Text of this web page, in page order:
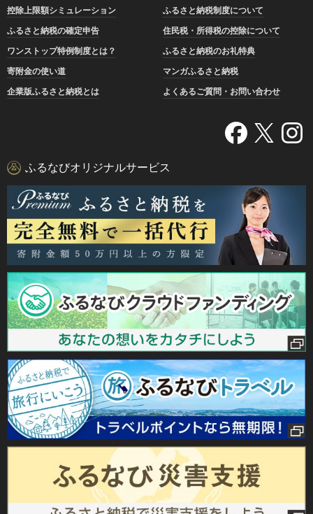
控除上限額シミュレーション
ふるさと納税制度について
ふるさと納税の確定申告
住民税・所得税の控除について
ワンストップ特例制度とは？
ふるさと納税のお礼特典
寄附金の使い道
マンガふるさと納税
企業版ふるさと納税とは
よくあるご質問・お問い合わせ
ふるなびオリジナルサービス